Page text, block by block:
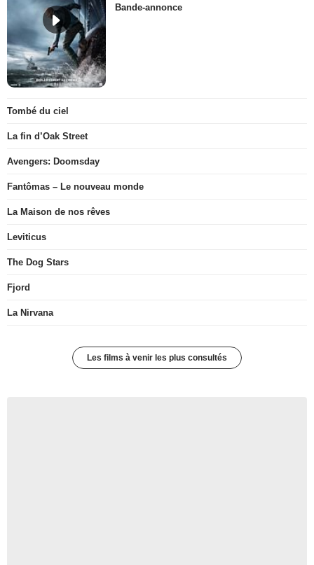
Bande-annonce
Tombé du ciel
La fin d’Oak Street
Avengers: Doomsday
Fantômas – Le nouveau monde
La Maison de nos rêves
Leviticus
The Dog Stars
Fjord
La Nirvana
Les films à venir les plus consultés